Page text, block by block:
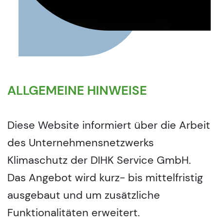
ALLGEMEINE HINWEISE
Diese Website informiert über die Arbeit
des Unternehmensnetzwerks
Klimaschutz der DIHK Service GmbH.
Das Angebot wird kurz- bis mittelfristig
ausgebaut und um zusätzliche
Funktionalitäten erweitert.